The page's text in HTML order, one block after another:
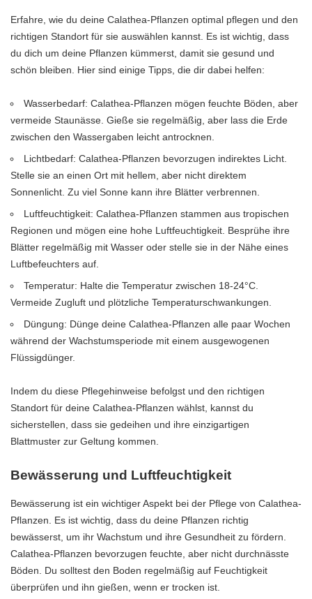
Erfahre, wie du deine Calathea-Pflanzen optimal pflegen und den
richtigen Standort für sie auswählen kannst. Es ist wichtig, dass
du dich um deine Pflanzen kümmerst, damit sie gesund und
schön bleiben. Hier sind einige Tipps, die dir dabei helfen:
Wasserbedarf: Calathea-Pflanzen mögen feuchte Böden, aber
vermeide Staunässe. Gieße sie regelmäßig, aber lass die Erde
zwischen den Wassergaben leicht antrocknen.
Lichtbedarf: Calathea-Pflanzen bevorzugen indirektes Licht.
Stelle sie an einen Ort mit hellem, aber nicht direktem
Sonnenlicht. Zu viel Sonne kann ihre Blätter verbrennen.
Luftfeuchtigkeit: Calathea-Pflanzen stammen aus tropischen
Regionen und mögen eine hohe Luftfeuchtigkeit. Besprühe ihre
Blätter regelmäßig mit Wasser oder stelle sie in der Nähe eines
Luftbefeuchters auf.
Temperatur: Halte die Temperatur zwischen 18-24°C.
Vermeide Zugluft und plötzliche Temperaturschwankungen.
Düngung: Dünge deine Calathea-Pflanzen alle paar Wochen
während der Wachstumsperiode mit einem ausgewogenen
Flüssigdünger.
Indem du diese Pflegehinweise befolgst und den richtigen
Standort für deine Calathea-Pflanzen wählst, kannst du
sicherstellen, dass sie gedeihen und ihre einzigartigen
Blattmuster zur Geltung kommen.
Bewässerung und Luftfeuchtigkeit
Bewässerung ist ein wichtiger Aspekt bei der Pflege von Calathea-
Pflanzen. Es ist wichtig, dass du deine Pflanzen richtig
bewässerst, um ihr Wachstum und ihre Gesundheit zu fördern.
Calathea-Pflanzen bevorzugen feuchte, aber nicht durchnässte
Böden. Du solltest den Boden regelmäßig auf Feuchtigkeit
überprüfen und ihn gießen, wenn er trocken ist.